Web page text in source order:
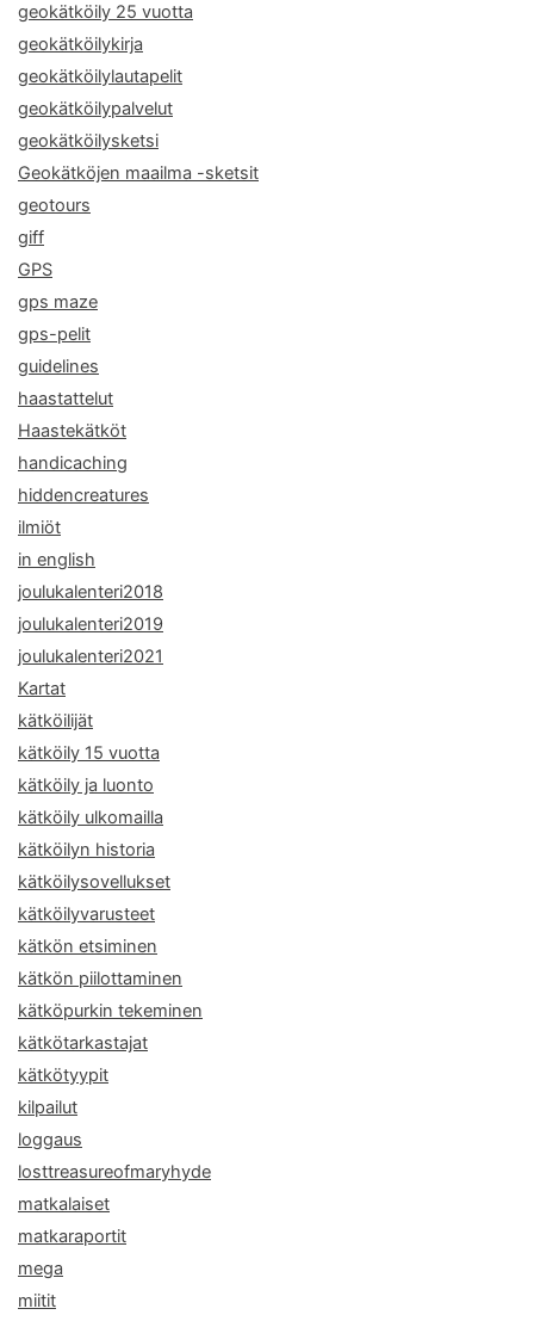
geokätköily 25 vuotta
geokätköilykirja
geokätköilylautapelit
geokätköilypalvelut
geokätköilysketsi
Geokätköjen maailma -sketsit
geotours
giff
GPS
gps maze
gps-pelit
guidelines
haastattelut
Haastekätköt
handicaching
hiddencreatures
ilmiöt
in english
joulukalenteri2018
joulukalenteri2019
joulukalenteri2021
Kartat
kätköilijät
kätköily 15 vuotta
kätköily ja luonto
kätköily ulkomailla
kätköilyn historia
kätköilysovellukset
kätköilyvarusteet
kätkön etsiminen
kätkön piilottaminen
kätköpurkin tekeminen
kätkötarkastajat
kätkötyypit
kilpailut
loggaus
losttreasureofmaryhyde
matkalaiset
matkaraportit
mega
miitit